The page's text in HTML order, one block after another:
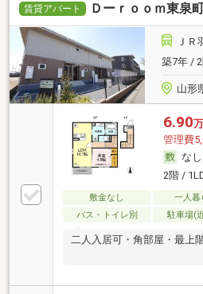
賃貸アパート Ｄーｒｏｏｍ東泉
ＪＲ
築7年 /
山形
6.90
管理費
なし
2階 /
敷金なし 一人暮
バス・トイレ別
駐車場(
二人入居可・角部屋・最上